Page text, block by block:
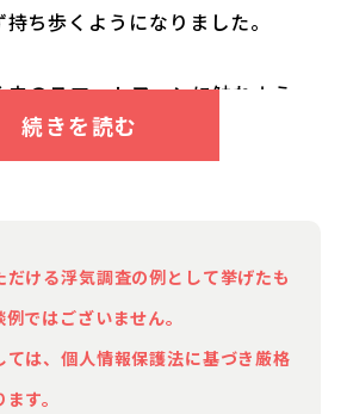
ち歩くようになりました。
夫のスマートフォンに触れよう
に強い口調で怒鳴られ、それ以
がかけられています。さらに、
前の夫とは違うと感じていま
行動が増えたため、本当のこ
ける浮気調査の例として挙げたも
ではございません。
ては、個人情報保護法に基づき厳格
す。